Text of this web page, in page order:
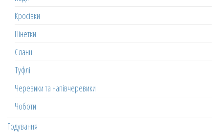
Кросівки
Пінетки
Сланці
Туфлі
Черевики та напівчеревики
Чоботи
Годування